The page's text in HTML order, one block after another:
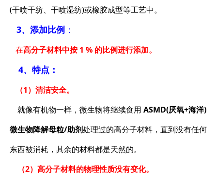
(干喷干纺、干喷湿纺)或橡胶成型等工艺中。
3、添加比例 ：
在高分子材料中按 1 % 的比例进行添加。
4、特点：
（1）清洁安全。
就像有机物一样，微生物将继续食用 ASMD(厌氧+海洋)
微生物降解母粒/助剂处理过的高分子材料，直到没有任何
东西被消耗，其余的材料都是天然的。
（2）高分子材料的物理性质没有变化。